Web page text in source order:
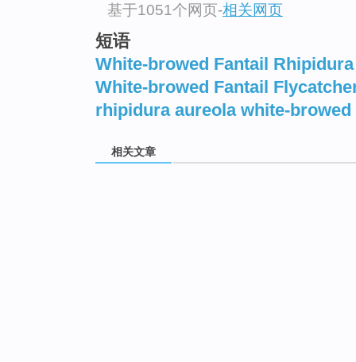
基于1051个网页-相关网页
短语
White-browed Fantail
White-browed Fantail
rhipidura aureola white-
相关文章